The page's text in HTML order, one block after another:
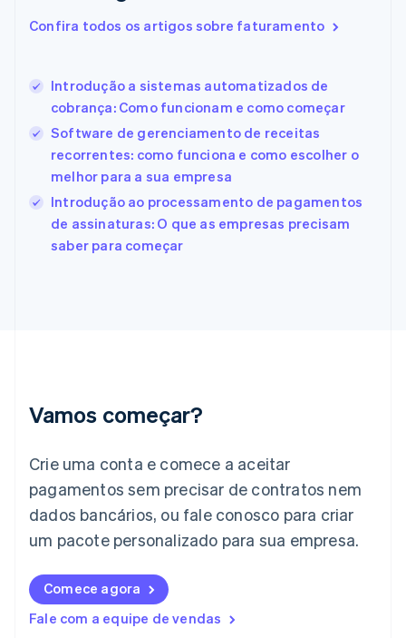
Confira todos os artigos sobre faturamento
Introdução a sistemas automatizados de
cobrança: Como funcionam e como começar
Software de gerenciamento de receitas
recorrentes: como funciona e como escolher o
melhor para a sua empresa
Introdução ao processamento de pagamentos
de assinaturas: O que as empresas precisam
saber para começar
Vamos começar?
Crie uma conta e comece a aceitar
pagamentos sem precisar de contratos nem
dados bancários, ou fale conosco para criar
um pacote personalizado para sua empresa.
Comece agora
Fale com a equipe de vendas
Eslováquia
Espanha
EspañolEnglish
Estados Unidos
Español
Estônia
English
Finlândia
EnglishSvenska
França
Français
Irlanda
Itália
English
Japão
日本語English
Letônia
Liechtenstein
Deutsch English
Lituânia
English